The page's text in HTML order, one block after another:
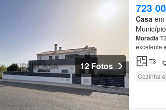
12 Fotos
723
Casaem
Moradia
excelente
T3
Cozinha